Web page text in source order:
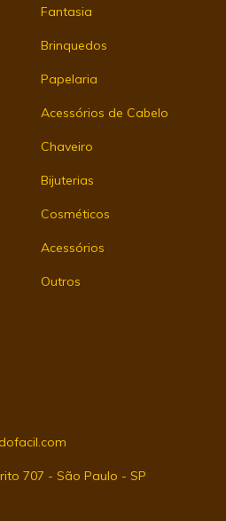
Fantasia
Brinquedos
Papelaria
Acessórios de Cabelo
Chaveiro
Bijuterias
Cosméticos
Acessórios
Outros
707 - São Paulo - SP